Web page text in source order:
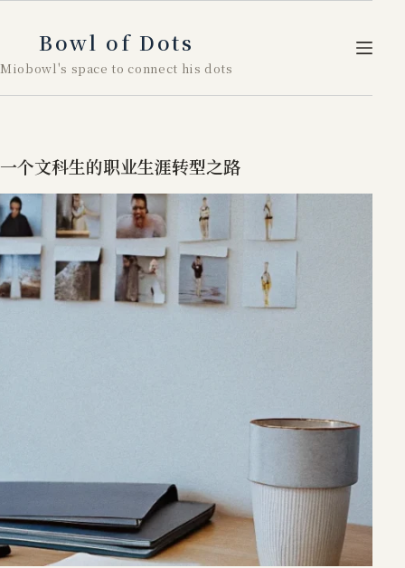
容
Bowl of Dots
Miobowl's space to connect his dots
一个文科生的职业生涯转型之路